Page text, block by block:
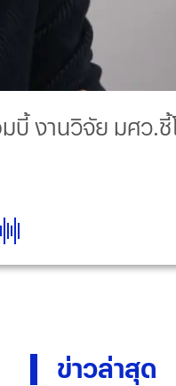
งานวิจัย มศว.ชี้
ข่าวล่าสุด